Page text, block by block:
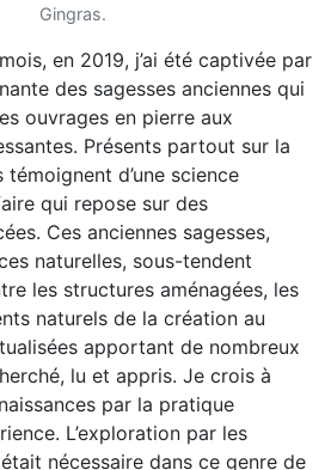
Gingras.
en 2019, j’ai été captivée par
des sagesses anciennes qui
ouvrages en pierre aux
Présents partout sur la
d’une science
qui repose sur des
Ces anciennes sagesses,
naturelles, sous-tendent
les structures aménagées, les
naturels de la création au
apportant de nombreux
lu et appris. Je crois à
par la pratique
L’exploration par les
nécessaire dans ce genre de